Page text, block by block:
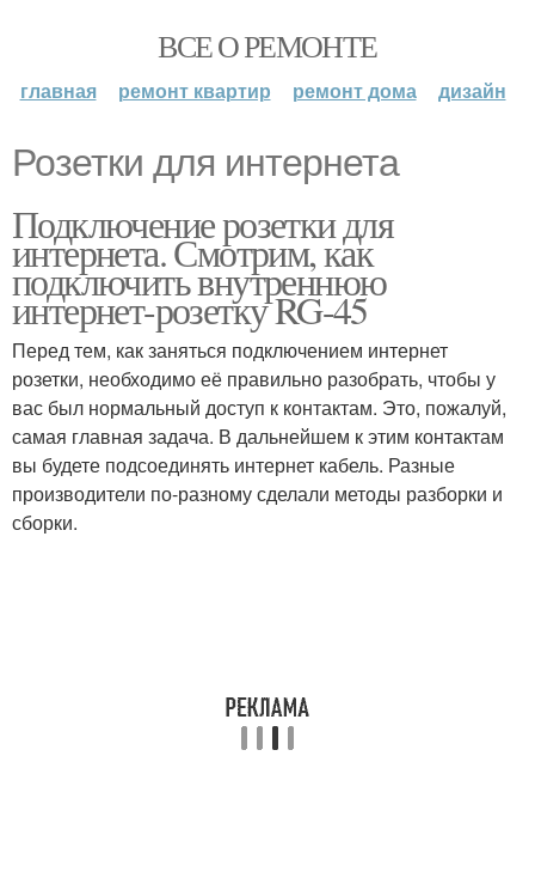
ВСЕ О РЕМОНТЕ
главная ремонт квартир ремонт дома дизайн
Розетки для интернета
Подключение розетки для
интернета. Смотрим, как
подключить внутреннюю
интернет-розетку RG-45
Перед тем, как заняться подключением интернет
розетки, необходимо её правильно разобрать, чтобы у
вас был нормальный доступ к контактам. Это, пожалуй,
самая главная задача. В дальнейшем к этим контактам
вы будете подсоединять интернет кабель. Разные
производители по-разному сделали методы разборки и
сборки.